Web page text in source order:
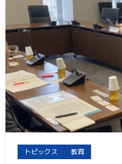
トピックス 教育